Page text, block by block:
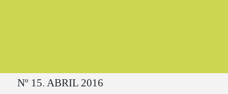
Ruta del sitio
Nº 15. ABRIL 2016